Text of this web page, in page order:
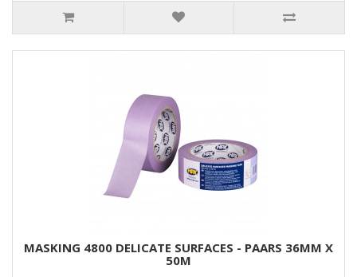
MASKING 4800 DELICATE SURFACES - PAARS 36MM X
50M